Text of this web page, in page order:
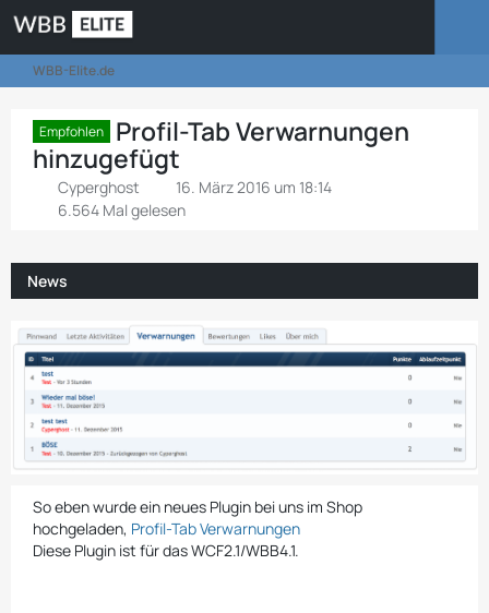
WBB-Elite.de
Empfohlen Profil-Tab Verwarnungen
hinzugefügt
Cyperghost
16. März 2016 um 18:14
6.564 Mal gelesen
News
So eben wurde ein neues Plugin bei uns im Shop
hochgeladen, Profil-Tab Verwarnungen
Diese Plugin ist für das WCF2.1/WBB4.1.